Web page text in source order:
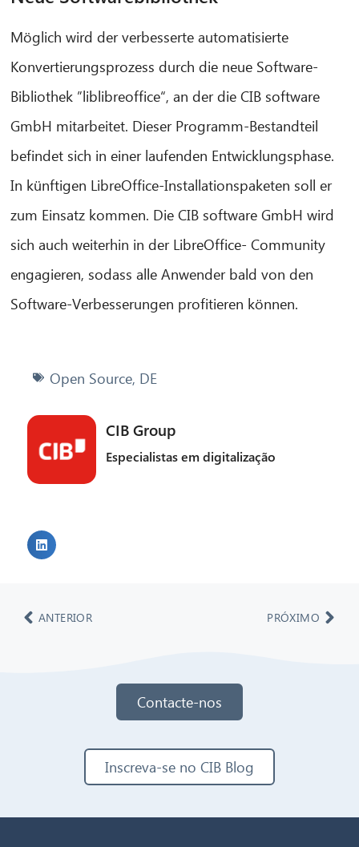
Möglich wird der verbesserte automatisierte
Konvertierungsprozess durch die neue Software-
Bibliothek ”liblibreoffice“, an der die CIB software
GmbH mitarbeitet. Dieser Programm-Bestandteil
befindet sich in einer laufenden Entwicklungsphase.
In künftigen LibreOffice-Installationspaketen soll er
zum Einsatz kommen. Die CIB software GmbH wird
sich auch weiterhin in der LibreOffice- Community
engagieren, sodass alle Anwender bald von den
Software-Verbesserungen profitieren können.
Open Source, DE
CIB Group
Especialistas em digitalização
ANTERIOR PRÓXIMO
Contacte-nos
Inscreva-se no CIB Blog